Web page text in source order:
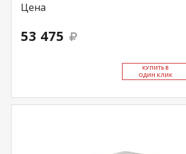
Цена
53 475
КУ­ПИТЬ В
ОДИН КЛИК